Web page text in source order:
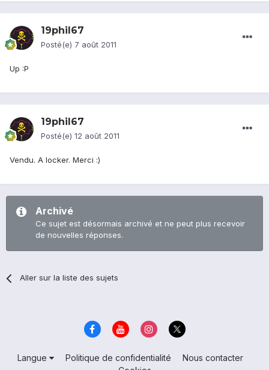
19phil67
Posté(e) 7 août 2011
Up :P
19phil67
Posté(e) 12 août 2011
Vendu. A locker. Merci :)
Archivé
Ce sujet est désormais archivé et ne peut plus recevoir
de nouvelles réponses.
Aller sur la liste des sujets
Langue Politique de confidentialité
Nous contacter